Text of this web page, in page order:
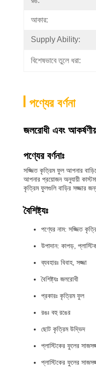
আকার:
Supply Ability:
বিশেষভাবে তুলে ধরা:
পণ্যের বর্ণনা
জলরোধী এবং
পণ্যের বর্ণনাঃ
সজ্জিত কৃত্রিম ফুল আপনার
আপনার প্রয়োজন অনুযায়ী
কৃত্রিম ফুলগুলি বাড়ির সজ্জার
বৈশিষ্ট্যঃ
পণ্যের নাম: সজ্জিত
উপাদান: কাপড়,
ব্যবহারঃ বিবাহ, সজ্জা
বৈশিষ্ট্যঃ জলরোধী
প্রকারঃ কৃত্রিম ফুল
রঙঃ বহু রঙের
ছোট কৃত্রিম উদ্ভিদ
প্লাস্টিকের ফুলের
প্লাস্টিকের ফুলের